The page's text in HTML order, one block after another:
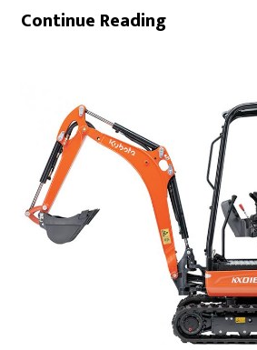
Continue ReadingU15-